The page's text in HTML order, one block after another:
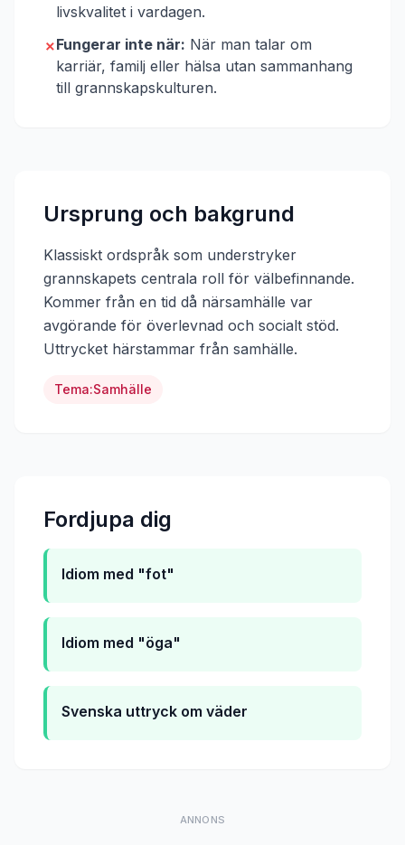
livskvalitet i vardagen.
✗Fungerar inte när: När man talar om
karriär, familj eller hälsa utan sammanhang
till grannskapskulturen.
Ursprung och bakgrund
Klassiskt ordspråk som understryker
grannskapets centrala roll för välbefinnande.
Kommer från en tid då närsamhälle var
avgörande för överlevnad och socialt stöd.
Uttrycket härstammar från samhälle.
Tema:Samhälle
Fordjupa dig
Idiom med "fot"
Idiom med "öga"
Svenska uttryck om väder
ANNONS